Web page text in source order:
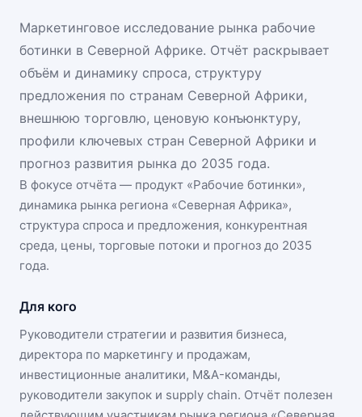
Маркетинговое исследование рынка рабочие
ботинки в Северной Африке. Отчёт раскрывает
объём и динамику спроса, структуру
предложения по странам Северной Африки,
внешнюю торговлю, ценовую конъюнктуру,
профили ключевых стран Северной Африки и
прогноз развития рынка до 2035 года.
В фокусе отчёта — продукт «Рабочие ботинки»,
динамика рынка региона «Северная Африка»,
структура спроса и предложения, конкурентная
среда, цены, торговые потоки и прогноз до 2035
года.
Для кого
Руководители стратегии и развития бизнеса,
директора по маркетингу и продажам,
инвестиционные аналитики, M&A-команды,
руководители закупок и supply chain. Отчёт полезен